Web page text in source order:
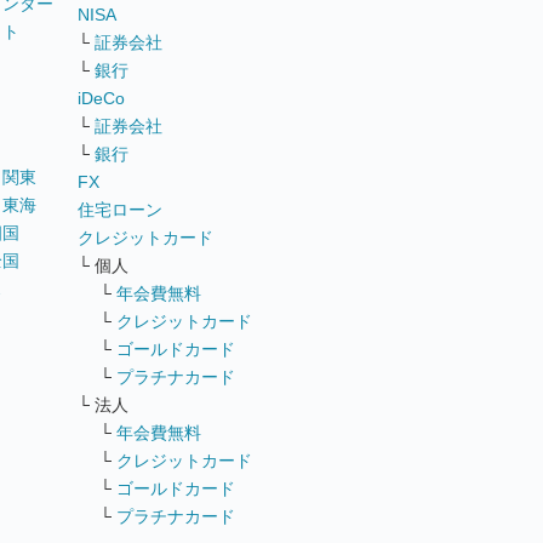
関東
東海
NISA
└ 証券会社
└ 銀行
iDeCo
└ 証券会社
└ 銀行
FX
住宅ローン
クレジットカード
└ 個人
└ 年会費無料
└ クレジットカード
└ ゴールドカード
└ プラチナカード
└ 法人
└ 年会費無料
└ クレジットカード
└ ゴールドカード
└ プラチナカード